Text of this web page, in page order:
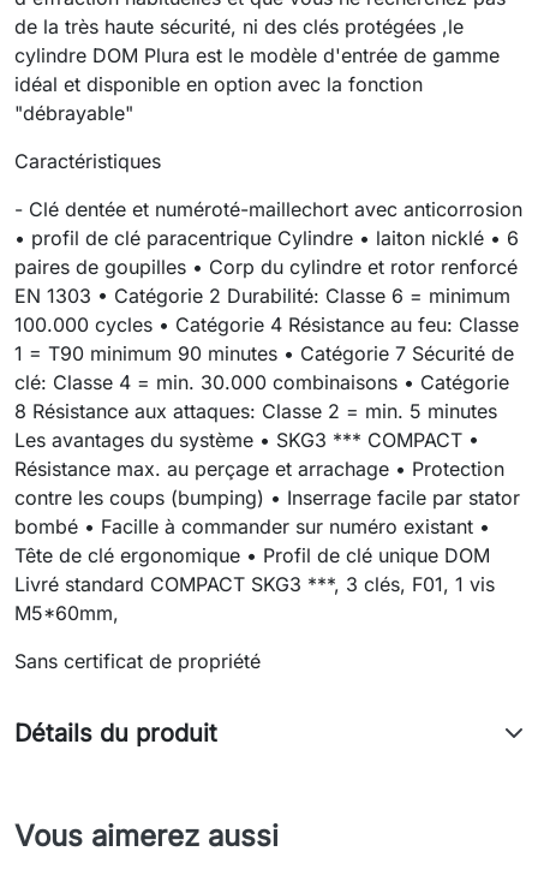
de la très haute sécurité, ni des clés protégées ,le
cylindre DOM Plura est le modèle d'entrée de gamme
idéal et disponible en option avec la fonction
"débrayable"
Caractéristiques
- Clé dentée et numéroté-maillechort avec anticorrosion
• profil de clé paracentrique Cylindre • laiton nicklé • 6
paires de goupilles • Corp du cylindre et rotor renforcé
EN 1303 • Catégorie 2 Durabilité: Classe 6 = minimum
100.000 cycles • Catégorie 4 Résistance au feu: Classe
1 = T90 minimum 90 minutes • Catégorie 7 Sécurité de
clé: Classe 4 = min. 30.000 combinaisons • Catégorie
8 Résistance aux attaques: Classe 2 = min. 5 minutes
Les avantages du système • SKG3 *** COMPACT •
Résistance max. au perçage et arrachage • Protection
contre les coups (bumping) • Inserrage facile par stator
bombé • Facille à commander sur numéro existant •
Tête de clé ergonomique • Profil de clé unique DOM
Livré standard COMPACT SKG3 ***, 3 clés, F01, 1 vis
M5*60mm,
Sans certificat de propriété
Détails du produit
Vous aimerez aussi